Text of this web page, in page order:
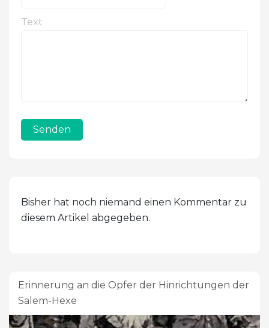
Text
Senden
Bisher hat noch niemand einen Kommentar zu
diesem Artikel abgegeben.
Erinnerung an die Opfer der Hinrichtungen der
Salem-Hexe